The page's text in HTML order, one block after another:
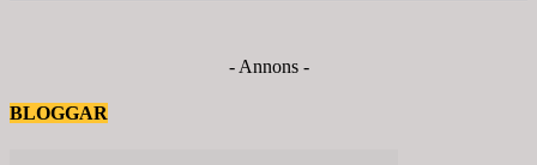
- Annons -
BLOGGAR